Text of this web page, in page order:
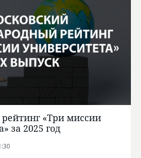
«Три миссии
за 2025 год